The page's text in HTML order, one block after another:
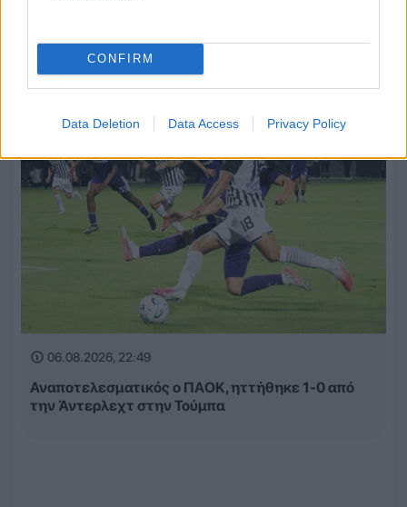
CONFIRM
Data Deletion Data Access Privacy Policy
Τα highlights του ΠΑΟΚ – Άντερλεχτ (VIDEO)
06.08.2026, 22:49
Αναποτελεσματικός ο ΠΑΟΚ, ηττήθηκε 1-0 από
την Άντερλεχτ στην Τούμπα